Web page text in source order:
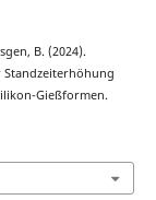
B. (2024).
Standzeiterhöhung
Gießformen.